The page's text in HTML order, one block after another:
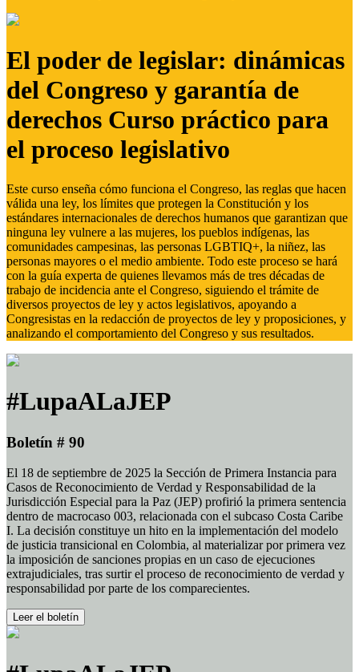
El poder de legislar: dinámicas
del Congreso y garantía de
derechos Curso práctico para
el proceso legislativo
Este curso enseña cómo funciona el Congreso, las reglas que hacen
válida una ley, los límites que protegen la Constitución y los
estándares internacionales de derechos humanos que garantizan que
ninguna ley vulnere a las mujeres, los pueblos indígenas, las
comunidades campesinas, las personas LGBTIQ+, la niñez, las
personas mayores o el medio ambiente. Todo este proceso se hará
con la guía experta de quienes llevamos más de tres décadas de
trabajo de incidencia ante el Congreso, siguiendo el trámite de
diversos proyectos de ley y actos legislativos, apoyando a
Congresistas en la redacción de proyectos de ley y proposiciones, y
analizando el comportamiento del Congreso y sus resultados.
#LupaALaJEP
Boletín # 90
El 18 de septiembre de 2025 la Sección de Primera Instancia para
Casos de Reconocimiento de Verdad y Responsabilidad de la
Jurisdicción Especial para la Paz (JEP) profirió la primera sentencia
dentro de macrocaso 003, relacionada con el subcaso Costa Caribe
I. La decisión constituye un hito en la implementación del modelo
de justicia transicional en Colombia, al materializar por primera vez
la imposición de sanciones propias en un caso de ejecuciones
extrajudiciales, tras surtir el proceso de reconocimiento de verdad y
responsabilidad por parte de los comparecientes.
Leer el boletín